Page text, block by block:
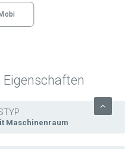
Maschinenraum